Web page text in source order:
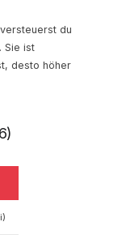
du
Sie ist
desto höher